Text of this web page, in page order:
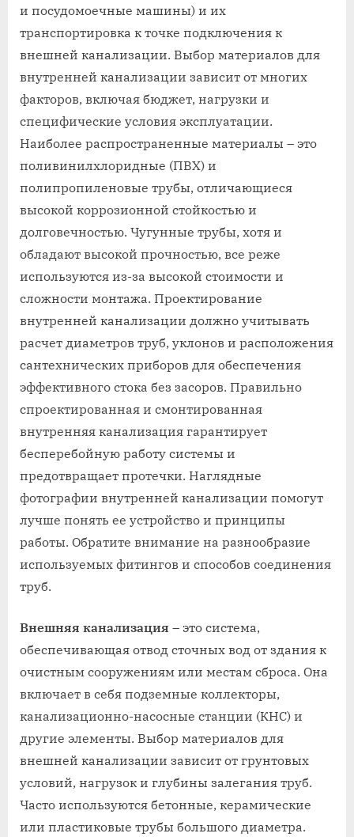
и посудомоечные машины) и их
транспортировка к точке подключения к
внешней канализации. Выбор материалов для
внутренней канализации зависит от многих
факторов, включая бюджет, нагрузки и
специфические условия эксплуатации.
Наиболее распространенные материалы – это
поливинилхлоридные (ПВХ) и
полипропиленовые трубы, отличающиеся
высокой коррозионной стойкостью и
долговечностью. Чугунные трубы, хотя и
обладают высокой прочностью, все реже
используются из-за высокой стоимости и
сложности монтажа. Проектирование
внутренней канализации должно учитывать
расчет диаметров труб, уклонов и расположения
сантехнических приборов для обеспечения
эффективного стока без засоров. Правильно
спроектированная и смонтированная
внутренняя канализация гарантирует
бесперебойную работу системы и
предотвращает протечки. Наглядные
фотографии внутренней канализации помогут
лучше понять ее устройство и принципы
работы. Обратите внимание на разнообразие
используемых фитингов и способов соединения
труб.
Внешняя канализация – это система,
обеспечивающая отвод сточных вод от здания к
очистным сооружениям или местам сброса. Она
включает в себя подземные коллекторы,
канализационно-насосные станции (КНС) и
другие элементы. Выбор материалов для
внешней канализации зависит от грунтовых
условий, нагрузок и глубины залегания труб.
Часто используются бетонные, керамические
или пластиковые трубы большого диаметра.